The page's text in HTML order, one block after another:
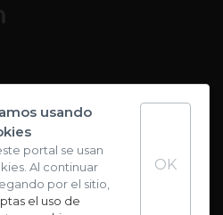
usando
portal se usan
Al continuar
por el sitio,
el uso de
OK